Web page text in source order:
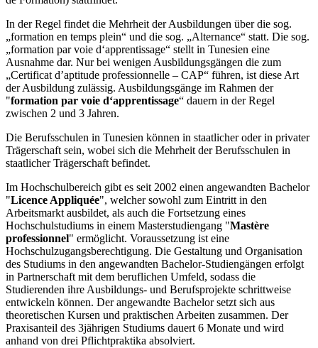
In der Regel findet die Mehrheit der Ausbildungen über die sog.
„formation en temps plein“ und die sog. „Alternance“ statt. Die sog.
„formation par voie d‘apprentissage“ stellt in Tunesien eine
Ausnahme dar. Nur bei wenigen Ausbildungsgängen die zum
„Certificat d’aptitude professionnelle – CAP“ führen, ist diese Art
der Ausbildung zulässig. Ausbildungsgänge im Rahmen der
"formation par voie d‘apprentissage“ dauern in der Regel
zwischen 2 und 3 Jahren.
Die Berufsschulen in Tunesien können in staatlicher oder in privater
Trägerschaft sein, wobei sich die Mehrheit der Berufsschulen in
staatlicher Trägerschaft befindet.
Im Hochschulbereich gibt es seit 2002 einen angewandten Bachelor
"Licence Appliquée", welcher sowohl zum Eintritt in den
Arbeitsmarkt ausbildet, als auch die Fortsetzung eines
Hochschulstudiums in einem Masterstudiengang "Mastère
professionnel" ermöglicht. Voraussetzung ist eine
Hochschulzugangsberechtigung. Die Gestaltung und Organisation
des Studiums in den angewandten Bachelor-Studiengängen erfolgt
in Partnerschaft mit dem beruflichen Umfeld, sodass die
Studierenden ihre Ausbildungs- und Berufsprojekte schrittweise
entwickeln können. Der angewandte Bachelor setzt sich aus
theoretischen Kursen und praktischen Arbeiten zusammen. Der
Praxisanteil des 3jährigen Studiums dauert 6 Monate und wird
anhand von drei Pflichtpraktika absolviert.